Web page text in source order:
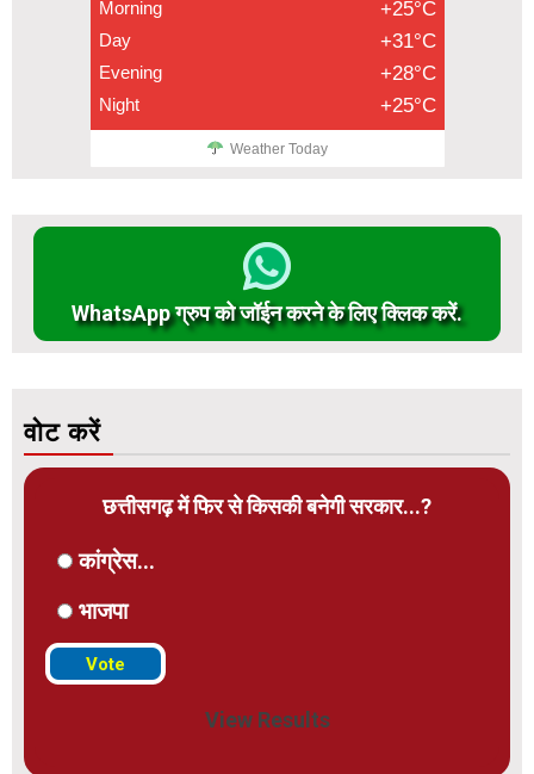
Morning +25°C
Day +31°C
Evening +28°C
Night +25°C
Weather Today
WhatsApp ग्रुप को जॉईन करने के लिए क्लिक करें.
वोट करें
छत्तीसगढ़ में फिर से किसकी बनेगी सरकार...?
कांग्रेस...
भाजपा
View Results